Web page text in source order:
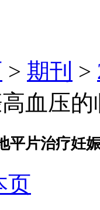
> 期刊 >
血压
平片治疗妊
页